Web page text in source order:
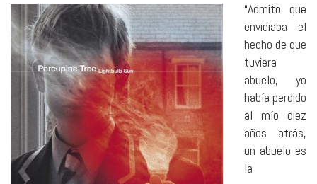
“Admito que
envidiaba el
hecho de que
tuviera
abuelo, yo
había perdido
al mío diez
años atrás,
un abuelo es
la